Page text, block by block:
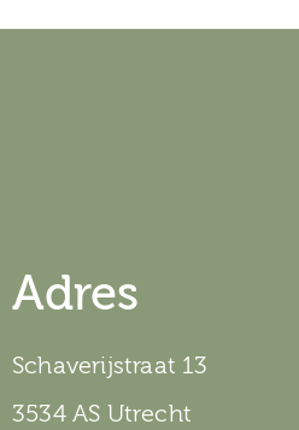
Adres
Schaverijstraat 13
3534 AS Utrecht